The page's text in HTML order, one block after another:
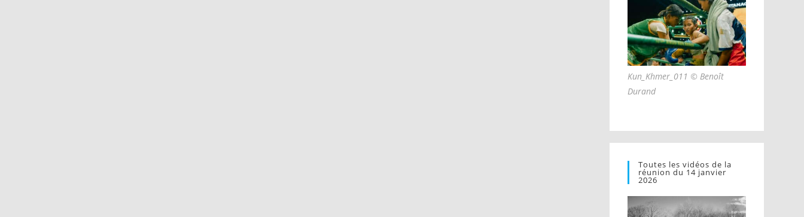
Kun_Khmer_011 © Benoît
Durand
Toutes les vidéos de la
réunion du 14 janvier
2026